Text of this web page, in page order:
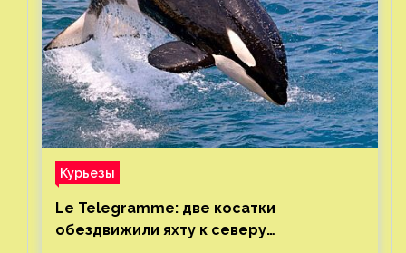
Курьезы
Le Telegramme: две косатки
обездвижили яхту к северу